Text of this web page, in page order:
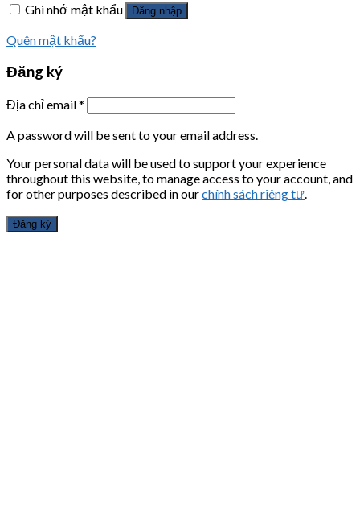
Ghi nhớ mật khẩu
Đăng nhập
Quên mật khẩu?
Đăng ký
Địa chỉ email*
A password will be sent to your email address.
Your personal data will be used to support your experience
throughout this website, to manage access to your account, and
for other purposes described in ourchính sách riêng tư.
Đăng ký